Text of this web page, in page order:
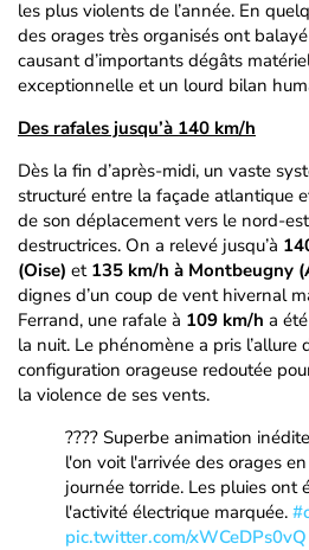
les plus violents de l’année. En
des orages très organisés ont
causant d’importants dégâts
exceptionnelle et un lourd bilan
Des rafales jusqu’à 140 km/h
Dès la fin d’après-midi, un vaste
structuré entre la façade atlantique
de son déplacement vers le nord-
destructrices. On a relevé jusqu’à
(Oise) et 135 km/h à Montbeugny
dignes d’un coup de vent hivernal
Ferrand, une rafale à 109 km/h a
la nuit. Le phénomène a pris l’allure
configuration orageuse redoutée
la violence de ses vents.
???? Superbe animation
l'on voit l'arrivée des orages
journée torride. Les pluies ont
l'activité électrique marquée.
pic.twitter.com/xWCeDPs0vQ